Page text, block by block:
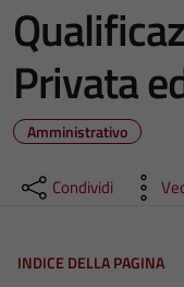
Privata
Amministrativo
Condividi
INDICE DELLA PAGINA